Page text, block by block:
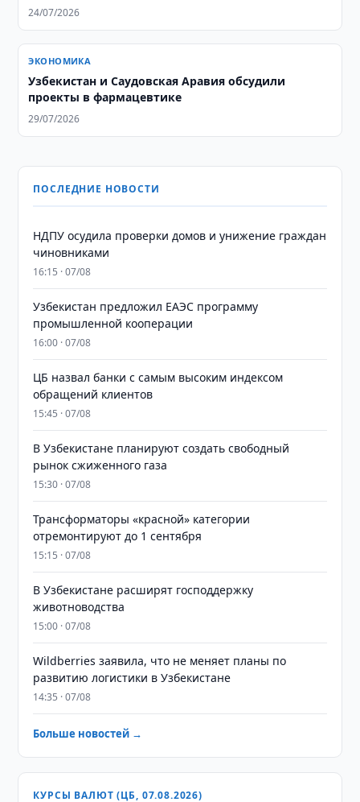
24/07/2026
ЭКОНОМИКА
Узбекистан и Саудовская Аравия обсудили
проекты в фармацевтике
29/07/2026
ПОСЛЕДНИЕ НОВОСТИ
НДПУ осудила проверки домов и унижение граждан
чиновниками
16:15 · 07/08
Узбекистан предложил ЕАЭС программу
промышленной кооперации
16:00 · 07/08
ЦБ назвал банки с самым высоким индексом
обращений клиентов
15:45 · 07/08
В Узбекистане планируют создать свободный
рынок сжиженного газа
15:30 · 07/08
Трансформаторы «красной» категории
отремонтируют до 1 сентября
15:15 · 07/08
В Узбекистане расширят господдержку
животноводства
15:00 · 07/08
Wildberries заявила, что не меняет планы по
развитию логистики в Узбекистане
14:35 · 07/08
Больше новостей →
КУРСЫ ВАЛЮТ (ЦБ, 07.08.2026)